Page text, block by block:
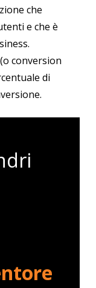
che
e che è
(o conversion
di